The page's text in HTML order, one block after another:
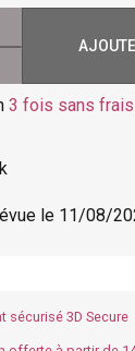
3 fois sans frais
le 11/08/
sécurisé 3D Secure